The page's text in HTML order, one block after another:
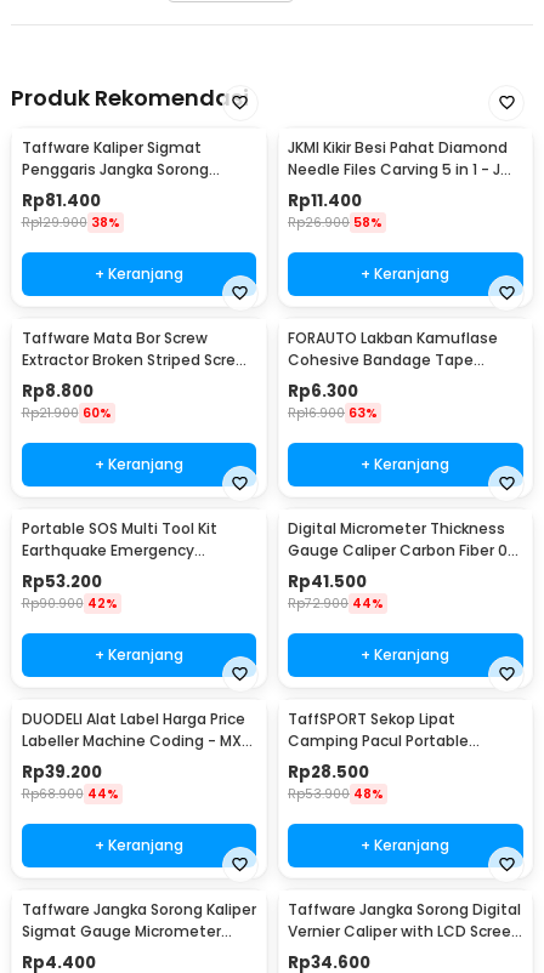
Produk Rekomendasi
Taffware Kaliper Sigmat
Penggaris Jangka Sorong
Digital LCD 150mm - SH20
Rp81.400
Rp129.900 38%
+ Keranjang
JKMI Kikir Besi Pahat Diamond
Needle Files Carving 5 in 1 - JM-
FL1-1
Rp11.400
Rp26.900 58%
+ Keranjang
Taffware Mata Bor Screw
Extractor Broken Striped Screw
Remover 4 PCS - S2
Rp8.800
Rp21.900 60%
+ Keranjang
FORAUTO Lakban Kamuflase
Cohesive Bandage Tape
Hunting 4.5M 50mm - H10
Rp6.300
Rp16.900 63%
+ Keranjang
Portable SOS Multi Tool Kit
Earthquake Emergency
Outdoor Survival - JT21
Rp53.200
Rp90.900 42%
+ Keranjang
Digital Micrometer Thickness
Gauge Caliper Carbon Fiber 0-
12.7mm - TDT25
Rp41.500
Rp72.900 44%
+ Keranjang
DUODELI Alat Label Harga Price
Labeller Machine Coding - MX-
5500
Rp39.200
Rp68.900 44%
+ Keranjang
TaffSPORT Sekop Lipat
Camping Pacul Portable
Tactical Survival 40cm - 101
Rp28.500
Rp53.900 48%
+ Keranjang
Taffware Jangka Sorong Kaliper
Sigmat Gauge Micrometer
150mm - QST-600
Rp4.400
Taffware Jangka Sorong Digital
Vernier Caliper with LCD Screen
150mm - JIGO-150
Rp34.600